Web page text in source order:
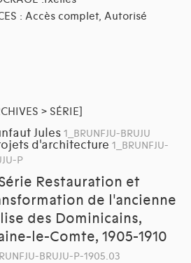
: Accès complet, Autorisé
> SÉRIE]
Jules 1_BRUNFJU-BRUJU
d'architecture 1_BRUNFJU-
P
Restauration et
de l'ancienne
des Dominicains,
le-Comte, 1905-1910
BRUJU-P-1905.03